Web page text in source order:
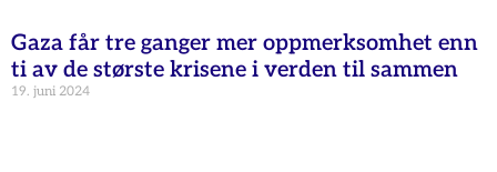
Gaza får tre ganger mer oppmerksomhet enn
ti av de største krisene i verden til sammen
19. juni 2024